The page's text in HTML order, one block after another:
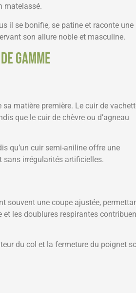
matelassé.
il se bonifie, se patine et raconte une
son allure noble et masculine.
gamme
matière première. Le cuir de
que le cuir de chèvre ou d’agneau
qu’un cuir semi-aniline offre une
sans irrégularités artificielles.
souvent une coupe ajustée,
les doublures respirantes
du col et la fermeture du poignet